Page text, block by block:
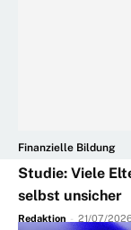
Finanzielle Bildung
Studie: Viele
selbst unsicher
Redaktion - 21/07/